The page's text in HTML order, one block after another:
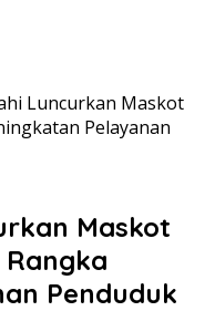
Luncurkan Maskot
Pelayanan
Maskot
Rangka
Penduduk